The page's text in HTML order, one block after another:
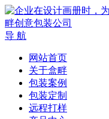
导 航
网站首页
关于盒畔
包装案例
包装定制
远程打样